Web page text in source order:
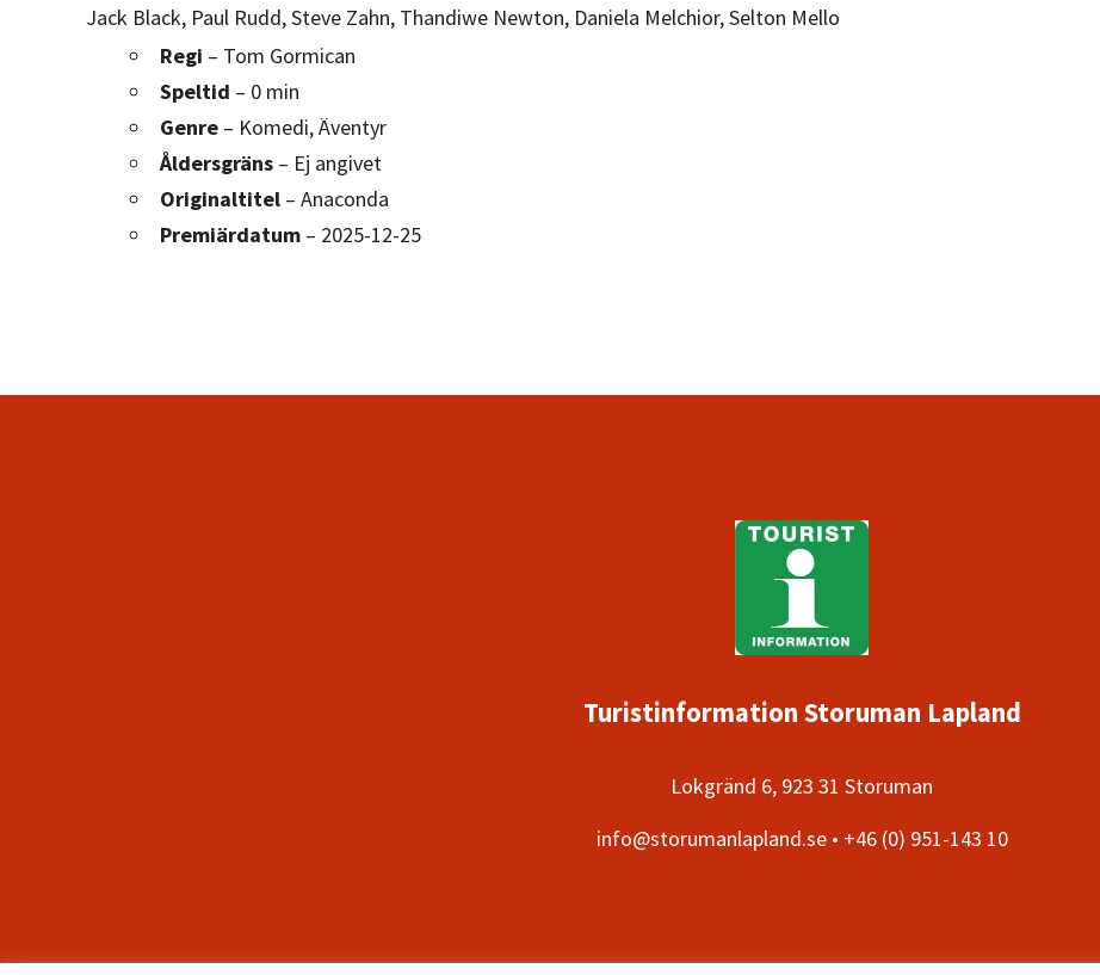
Jack Black, Paul Rudd, Steve Zahn, Thandiwe Newton, Daniela Melchior, Selton Mello
Regi – Tom Gormican
Speltid – 0 min
Genre– Komedi, Äventyr
Åldersgräns– Ej angivet
Originaltitel– Anaconda
Premiärdatum– 2025-12-25
Turistinformation Storuman Lapland
Lokgränd 6, 923 31 Storuman
info@storumanlapland.se • +46 (0) 951-143 10